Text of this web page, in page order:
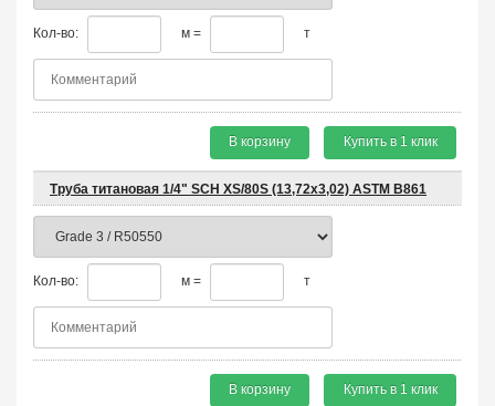
Кол-во: м = т
В корзину Купить в 1 клик
Труба титановая 1/4" SCH XS/80S (13,72x3,02) ASTM B861
Кол-во: м = т
В корзину Купить в 1 клик